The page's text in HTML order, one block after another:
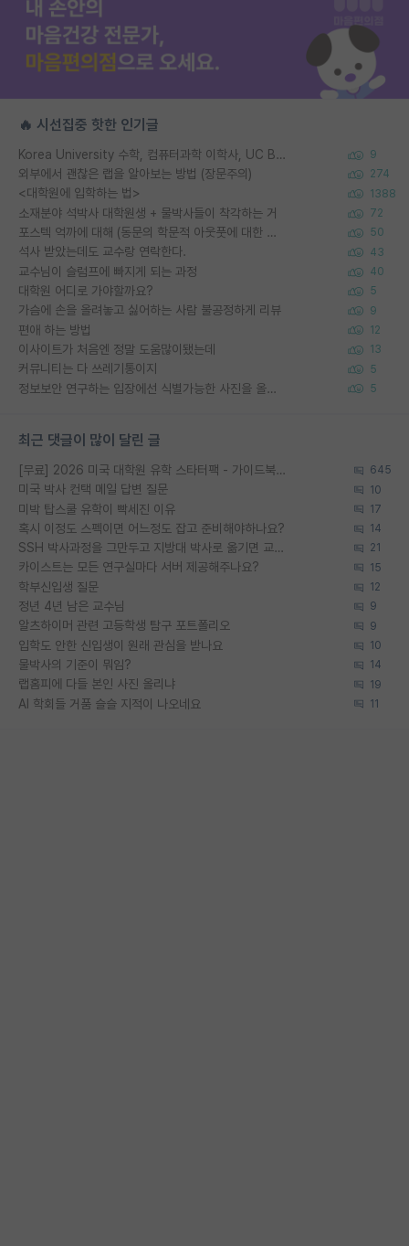
🔥 시선집중 핫한 인기글
Korea University 수학, 컴퓨터과학 이학사, UC Berkeley 산업공학 대학원 공학박사가 되는 것은 쉽지 않겠죠? 9
외부에서 괜찮은 랩을 알아보는 방법 (장문주의) 274
<대학원에 입학하는 법> 1388
소재분야 석박사 대학원생 + 물박사들이 착각하는 거 72
포스텍 억까에 대해 (동문의 학문적 아웃풋에 대한 반박) 50
석사 받았는데도 교수랑 연락한다. 43
교수님이 슬럼프에 빠지게 되는 과정 40
대학원 어디로 가야할까요? 5
가슴에 손을 올려놓고 싫어하는 사람 불공정하게 리뷰 9
편애 하는 방법 12
이사이트가 처음엔 정말 도움많이됐는데 13
커뮤니티는 다 쓰레기통이지 5
정보보안 연구하는 입장에선 식별가능한 사진을 올리는건 비추이긴함 5
최근 댓글이 많이 달린 글
[무료] 2026 미국 대학원 유학 스타터팩 - 가이드북 & 합격자 컨택메일 템플릿 645
미국 박사 컨택 메일 답변 질문 10
미박 탑스쿨 유학이 빡세진 이유 17
혹시 이정도 스펙이면 어느정도 잡고 준비해야하나요? 14
SSH 박사과정을 그만두고 지방대 박사로 옮기면 교수의 꿈은 끝일까요? 21
카이스트는 모든 연구실마다 서버 제공해주나요? 15
학부신입생 질문 12
정년 4년 남은 교수님 9
알츠하이머 관련 고등학생 탐구 포트폴리오 9
입학도 안한 신입생이 원래 관심을 받나요 10
물박사의 기준이 뭐임? 14
랩홈피에 다들 본인 사진 올리냐 19
AI 학회들 거품 슬슬 지적이 나오네요 11